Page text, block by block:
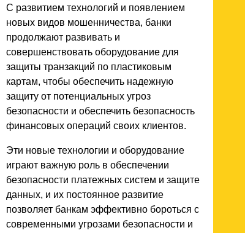
С развитием технологий и появлением
новых видов мошенничества, банки
продолжают развивать и
совершенствовать оборудование для
защиты транзакций по пластиковым
картам, чтобы обеспечить надежную
защиту от потенциальных угроз
безопасности и обеспечить безопасность
финансовых операций своих клиентов.
Эти новые технологии и оборудование
играют важную роль в обеспечении
безопасности платежных систем и защите
данных, и их постоянное развитие
позволяет банкам эффективно бороться с
современными угрозами безопасности и